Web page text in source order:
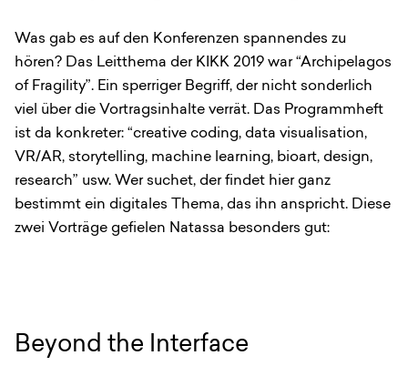
Was gab es auf den Konferenzen spannendes zu
hören? Das Leitthema der KIKK 2019 war “Archipelagos
of Fragility”. Ein sperriger Begriff, der nicht sonderlich
viel über die Vortragsinhalte verrät. Das Programmheft
ist da konkreter: “creative coding, data visualisation,
VR/AR, storytelling, machine learning, bioart, design,
research” usw. Wer suchet, der findet hier ganz
bestimmt ein digitales Thema, das ihn anspricht. Diese
zwei Vorträge gefielen Natassa besonders gut:
Beyond the Interface